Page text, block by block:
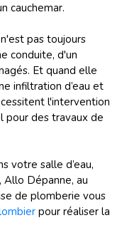
cauchemar.
pas toujours
conduite, d'un
Et quand elle
infiltration d’eau et
l'intervention
pour des travaux de
votre salle d’eau,
Dépanne, au
de plomberie vous
pour réaliser la